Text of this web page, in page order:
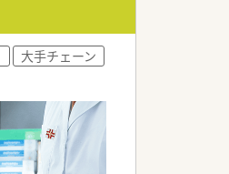
大手チェーン